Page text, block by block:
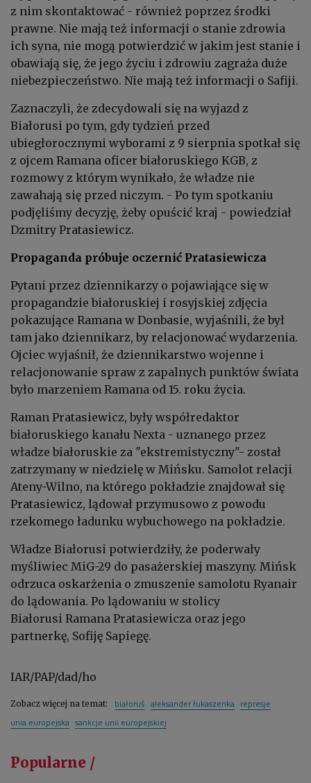
z nim skontaktować - również poprzez środki
prawne. Nie mają też informacji o stanie zdrowia
ich syna, nie mogą potwierdzić w jakim jest stanie i
obawiają się, że jego życiu i zdrowiu zagraża duże
niebezpieczeństwo. Nie mają też informacji o Safiji.
Zaznaczyli, że zdecydowali się na wyjazd z
Białorusi po tym, gdy tydzień przed
ubiegłorocznymi wyborami z 9 sierpnia spotkał się
z ojcem Ramana oficer białoruskiego KGB, z
rozmowy z którym wynikało, że władze nie
zawahają się przed niczym. - Po tym spotkaniu
podjęliśmy decyzję, żeby opuścić kraj - powiedział
Dzmitry Pratasiewicz.
Propaganda próbuje oczernić Pratasiewicza
Pytani przez dziennikarzy o pojawiające się w
propagandzie białoruskiej i rosyjskiej zdjęcia
pokazujące Ramana w Donbasie, wyjaśnili, że był
tam jako dziennikarz, by relacjonować wydarzenia.
Ojciec wyjaśnił, że dziennikarstwo wojenne i
relacjonowanie spraw z zapalnych punktów świata
było marzeniem Ramana od 15. roku życia.
Raman Pratasiewicz, były współredaktor
białoruskiego kanału Nexta - uznanego przez
władze białoruskie za "ekstremistyczny"- został
zatrzymany w niedzielę w Mińsku. Samolot relacji
Ateny-Wilno, na którego pokładzie znajdował się
Pratasiewicz, lądował przymusowo z powodu
rzekomego ładunku wybuchowego na pokładzie.
Władze Białorusi potwierdziły, że poderwały
myśliwiec MiG-29 do pasażerskiej maszyny. Mińsk
odrzuca oskarżenia o zmuszenie samolotu Ryanair
do lądowania. Po lądowaniu w stolicy
Białorusi Ramana Pratasiewicza oraz jego
partnerkę, Sofiję Sapiegę.
IAR/PAP/dad/ho
Zobacz więcej na temat: białoruś aleksander łukaszenka represje
unia europejska sankcje unii europejskiej
Popularne /